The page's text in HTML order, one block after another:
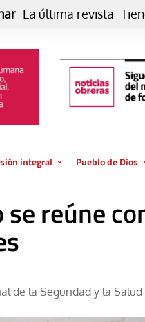
La última revista
integral
es posible
de la creación
Pueblo de Dios
La oración de
El Evangelio
se reúne
de la Seguridad y la